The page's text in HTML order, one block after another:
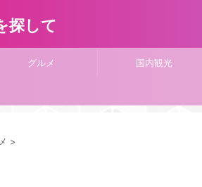
探して
グルメ 国内観光
>